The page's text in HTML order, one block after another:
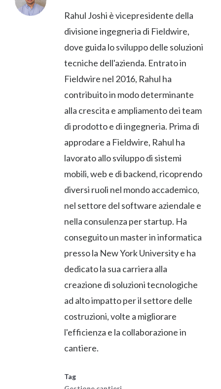
Rahul Joshi è vicepresidente della
divisione ingegneria di Fieldwire,
dove guida lo sviluppo delle soluzioni
tecniche dell'azienda. Entrato in
Fieldwire nel 2016, Rahul ha
contribuito in modo determinante
alla crescita e ampliamento dei team
di prodotto e di ingegneria. Prima di
approdare a Fieldwire, Rahul ha
lavorato allo sviluppo di sistemi
mobili, web e di backend, ricoprendo
diversi ruoli nel mondo accademico,
nel settore del software aziendale e
nella consulenza per startup. Ha
conseguito un master in informatica
presso la New York University e ha
dedicato la sua carriera alla
creazione di soluzioni tecnologiche
ad alto impatto per il settore delle
costruzioni, volte a migliorare
l'efficienza e la collaborazione in
cantiere.
Tag